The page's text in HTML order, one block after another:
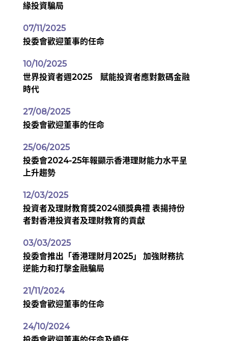
緣投資騙局
07/11/2025
投委會歡迎董事的任命
10/10/2025
世界投資者週2025 賦能投資者應對數碼金融
時代
27/08/2025
投委會歡迎董事的任命
25/06/2025
投委會2024-25年報顯示香港理財能力水平呈
上升趨勢
12/03/2025
投資者及理財教育獎2024頒獎典禮 表揚持份
者對香港投資者及理財教育的貢獻
03/03/2025
投委會推出「香港理財月2025」 加強財務抗
逆能力和打擊金融騙局
21/11/2024
投委會歡迎董事的任命
24/10/2024